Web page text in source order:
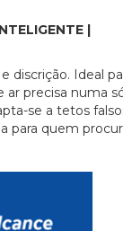
|
discrição. Ideal
precisa numa
se a tetos
para quem